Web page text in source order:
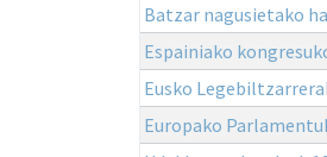
Batzar nagusietako
Espainiako
Eusko
Europako